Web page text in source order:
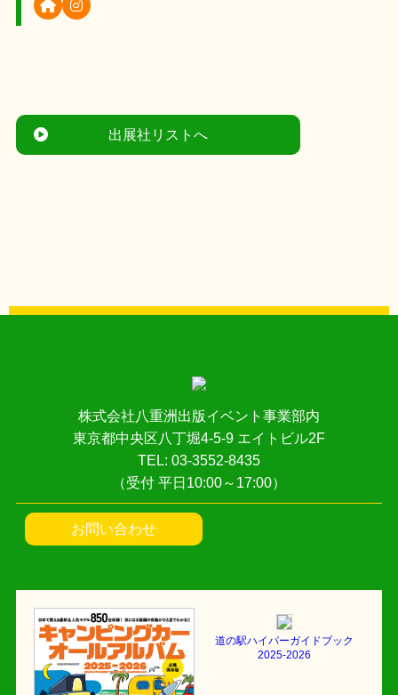
出展社リストへ
株式会社八重洲出版イベント事業部内
東京都中央区八丁堀4-5-9 エイトビル2F
TEL: 03-3552-8435
（受付 平日10:00～17:00）
お問い合わせ
道の駅ハイパーガイドブック
2025-2026